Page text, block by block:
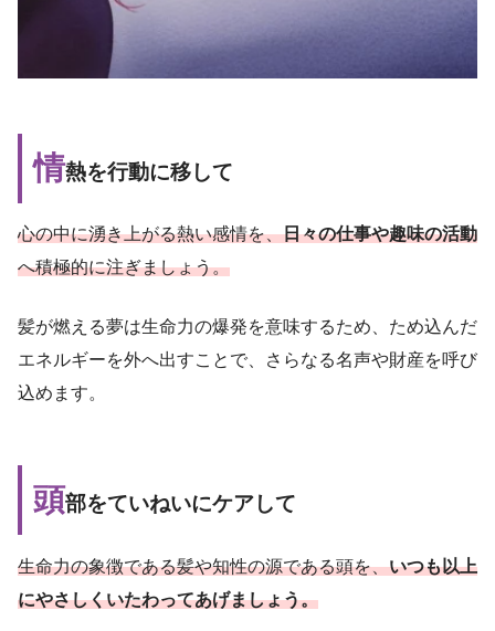
情熱を行動に移して
心の中に湧き上がる熱い感情を、日々の仕事や趣味の活動
へ積極的に注ぎましょう。
髪が燃える夢は生命力の爆発を意味するため、ため込んだ
エネルギーを外へ出すことで、さらなる名声や財産を呼び
込めます。
頭部をていねいにケアして
生命力の象徴である髪や知性の源である頭を、いつも以上
にやさしくいたわってあげましょう。